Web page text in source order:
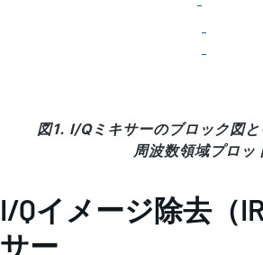
図1. I/Qミキサーのブロック図
周波数領域プロッ
I/Qイメージ除去（
サー